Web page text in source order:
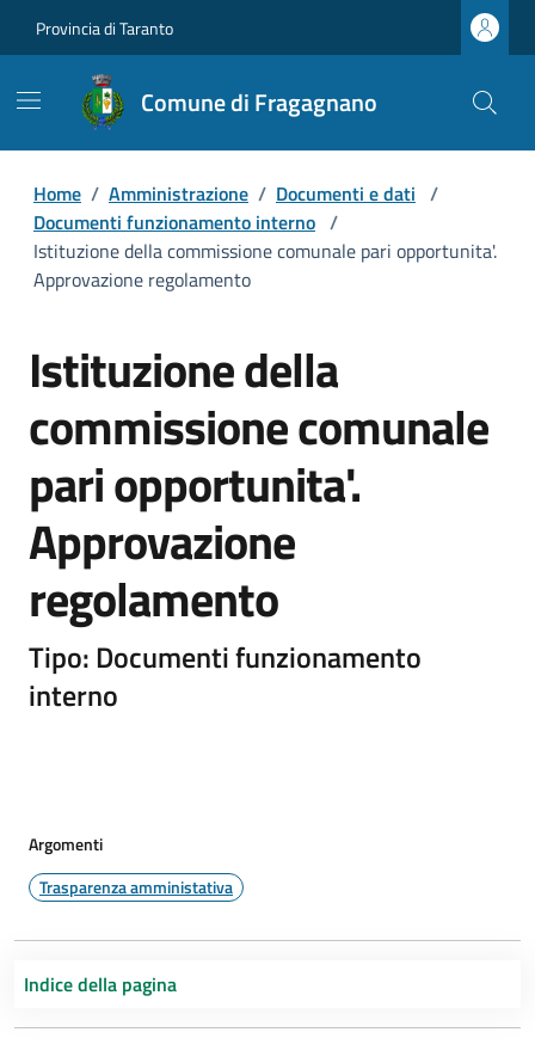
Provincia di Taranto
Comune di Fragagnano
Home / Amministrazione / Documenti e dati /
Documenti funzionamento interno /
Istituzione della commissione comunale pari opportunita'.
Approvazione regolamento
Istituzione della
commissione comunale
pari opportunita'.
Approvazione
regolamento
Tipo: Documenti funzionamento
interno
Argomenti
Trasparenza amministativa
Indice della pagina